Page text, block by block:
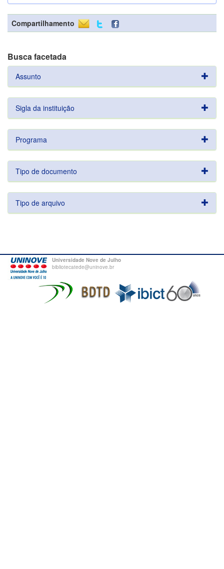
Compartilhamento
Busca facetada
Assunto
Sigla da instituição
Programa
Tipo de documento
Tipo de arquivo
Universidade Nove de Julho
bibliotecatede@uninove.br